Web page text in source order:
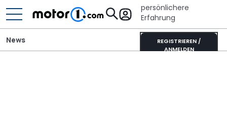
persönlichere
Erfahrung
REGISTRIEREN /
ANMELDEN
News